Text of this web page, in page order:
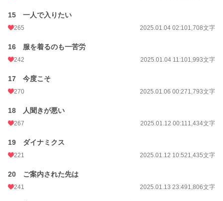
15 一人で入りたい
265 2025.01.04 02:101,708文字
16 服を着るのも一苦労
242 2025.01.04 11:101,993文字
17 今度こそ
270 2025.01.06 00:271,793文字
18 人聞きが悪い
267 2025.01.12 00:111,434文字
19 ダイナミクス
221 2025.01.12 10:521,435文字
20 ご案内された先は
241 2025.01.13 23:491,806文字